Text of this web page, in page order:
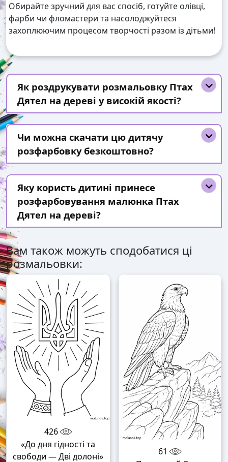
Обирайте зручний для вас спосіб, готуйте олівці,
фарби чи фломастери та насолоджуйтеся
захоплюючим процесом творчості разом із дітьми!
Як роздрукувати розмальовку Птах
Дятел на дереві у високій якості?
Чи можна скачати цю дитячу
розфарбовку безкоштовно?
Яку користь дитині принесе
розфарбовування малюнка Птах
Дятел на дереві?
Вам також можуть сподобатися ці
розмальовки:
426
«До дня гідності та
свободи — Дві долоні»
61